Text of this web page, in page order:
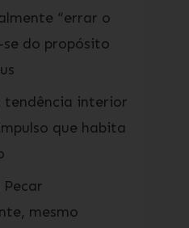
“errar o
do propósito
tendência interior
que habita
Pecar
mesmo